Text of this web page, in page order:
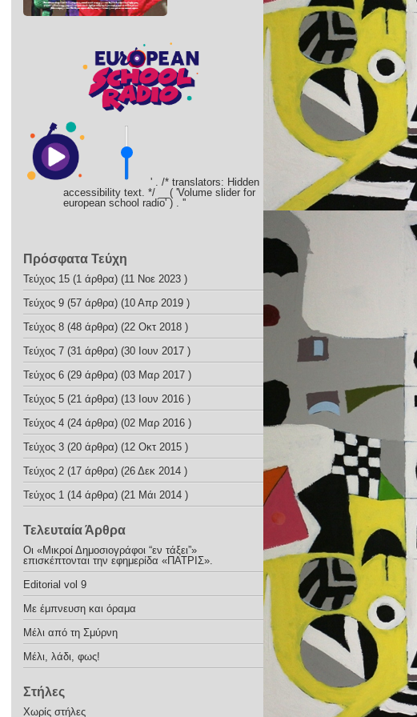
' . /* translators: Hidden
accessibility text. */ __( 'Volume slider for
european school radio' ) . ''
Πρόσφατα Τεύχη
Τεύχος 15 (1 άρθρα) (11 Νοε 2023 )
Τεύχος 9 (57 άρθρα) (10 Απρ 2019 )
Τεύχος 8 (48 άρθρα) (22 Οκτ 2018 )
Τεύχος 7 (31 άρθρα) (30 Ιουν 2017 )
Τεύχος 6 (29 άρθρα) (03 Μαρ 2017 )
Τεύχος 5 (21 άρθρα) (13 Ιουν 2016 )
Τεύχος 4 (24 άρθρα) (02 Μαρ 2016 )
Τεύχος 3 (20 άρθρα) (12 Οκτ 2015 )
Τεύχος 2 (17 άρθρα) (26 Δεκ 2014 )
Τεύχος 1 (14 άρθρα) (21 Μάι 2014 )
Τελευταία Άρθρα
Οι «Μικροί Δημοσιογράφοι “εν τάξει”»
επισκέπτονται την εφημερίδα «ΠΑΤΡΙΣ».
Editorial vol 9
Με έμπνευση και όραμα
Μέλι από τη Σμύρνη
Μέλι, λάδι, φως!
Στήλες
Χωρίς στήλες